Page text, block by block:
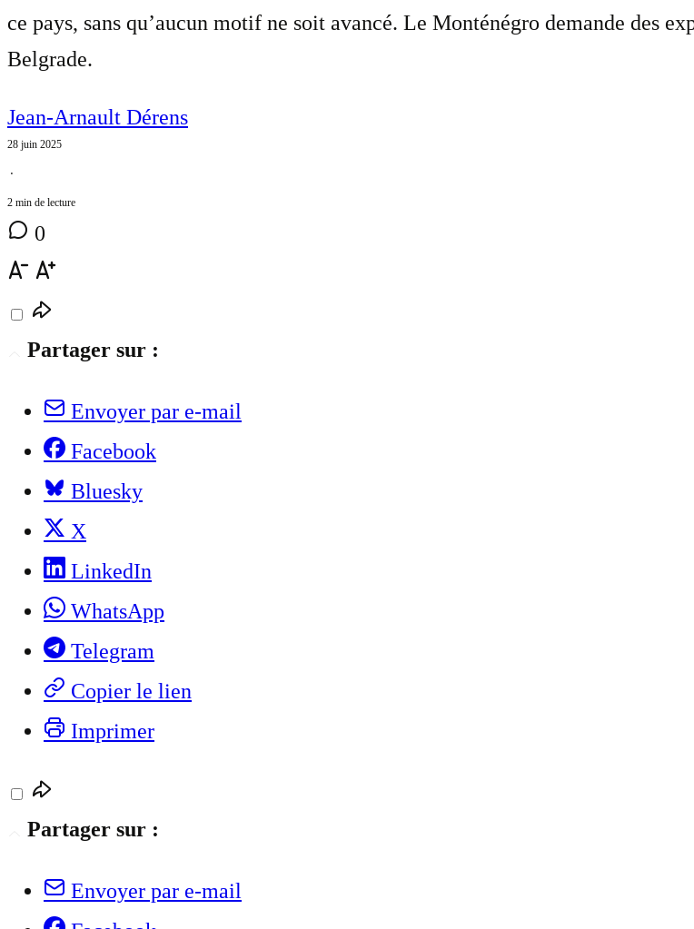
ce pays, sans qu’aucun motif ne soit avancé. Le Monténégro demande des
Belgrade.
Jean-Arnault Dérens
28 juin 2025
⋅
2 min de lecture
0
Partager sur :
Envoyer par e-mail
Facebook
Bluesky
X
LinkedIn
WhatsApp
Telegram
Copier le lien
Imprimer
Partager sur :
Envoyer par e-mail